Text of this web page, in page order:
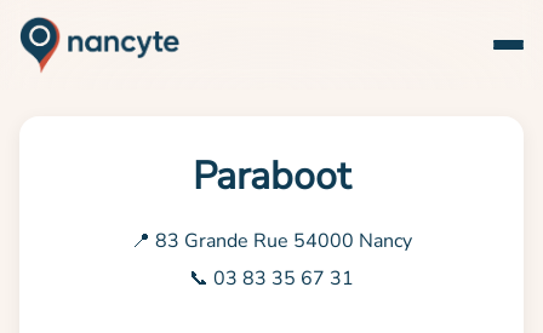
Paraboot
📍 83 Grande Rue 54000 Nancy
📞 03 83 35 67 31